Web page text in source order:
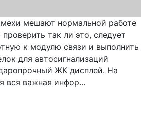
мешают нормальной работе
так ли это, следует
к модулю связи и выполнить
для автосигнализаций
ЖК дисплей. На
вся важная инфор...